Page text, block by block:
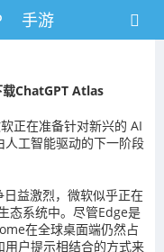
手游
载ChatGPT Atlas
正在准备针对新兴的 AI
工智能驱动的下一阶段
益激烈，微软似乎正在
态系统中。尽管Edge是
在全球桌面端仍然占
户提示相结合的方式来